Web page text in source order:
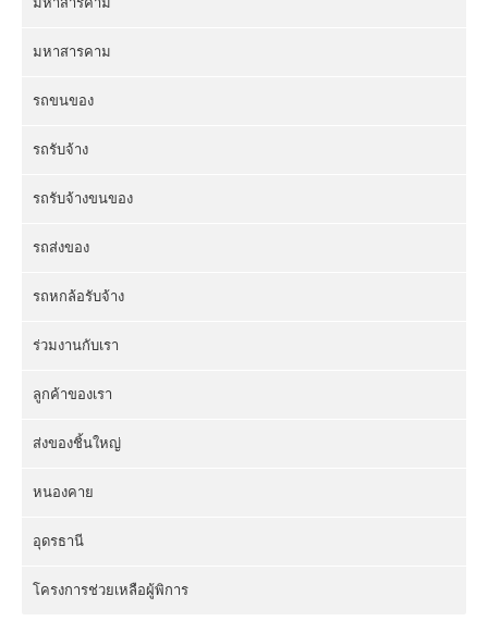
มหาสารคาม
รถขนของ
รถรับจ้าง
รถรับจ้างขนของ
รถส่งของ
รถหกล้อรับจ้าง
ร่วมงานกับเรา
ลูกค้าของเรา
ส่งของชิ้นใหญ่
หนองคาย
อุดรธานี
โครงการช่วยเหลือผู้พิการ